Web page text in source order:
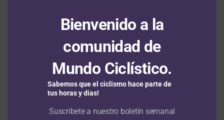
CARFRISAN mt.
3 39 COL19911107 BARON,Felix Alejandr SUB23
FORMESAN-BTA HUMANA-ETB mt.
4 20 COL19911201 PEÑA,Christian SUB23 EPM-UNE mt.
AQUEÑO.LOT MLLIN.IDE mt.
Bienvenido a la
comunidad de
Mundo Ciclístico.
Sabemos que el ciclismo hace parte de
tus horas y dias!
Suscribete a nuestro boletín semanal